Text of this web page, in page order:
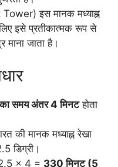
Tower) इस मानक मध्याह्न
इसे प्रतीकात्मक रूप से
जाता है।
समय अंतर 4 मिनटहोता
की मानक मध्याह्न रेखा
डिग्री।
× 4 = 330 मिनट (5